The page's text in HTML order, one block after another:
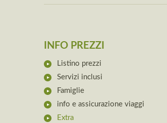
INFO PREZZI
Listino prezzi
Servizi inclusi
Famiglie
info e assicurazione viaggi
Extra